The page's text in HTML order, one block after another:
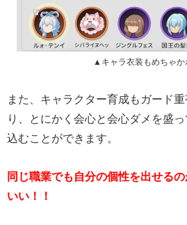
▲キャラ衣装もめちゃか
また、キャラクター育成もガード
り、とにかく会心と会心ダメを盛
込むことができます。
同じ職業でも自分の個性を出せる
いい！！